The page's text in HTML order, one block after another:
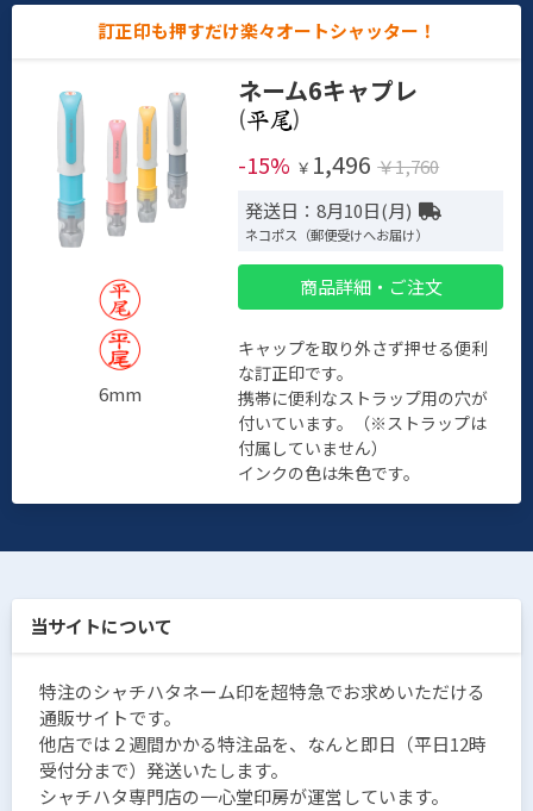
訂正印も押すだけ楽々オートシャッター！
6mm
ネーム6キャプレ
(
)
-15% ￥ 1,496 ￥1,760
発送日：8月10日(月)
ネコポス（郵便受けへお届け）
商品詳細・ご注文
キャップを取り外さず押せる便利
な訂正印です。
携帯に便利なストラップ用の穴が
付いています。（※ストラップは
付属していません）
インクの色は朱色です。
当サイトについて
特注のシャチハタネーム印を超特急でお求めいただける
通販サイトです。
他店では２週間かかる特注品を、なんと即日（平日12時
受付分まで）発送いたします。
シャチハタ専門店の一心堂印房が運営しています。